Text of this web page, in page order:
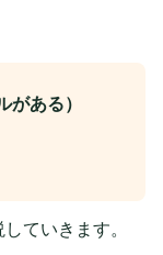
がある）
ていきます。